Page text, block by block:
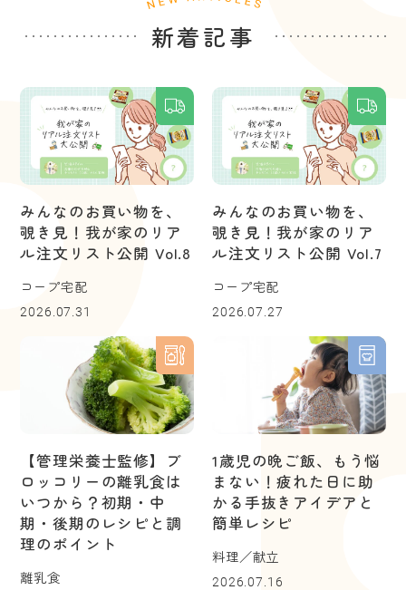
新着記事
みんなのお買い物を、
覗き見！我が家のリア
ル注文リスト公開 Vol.8
コープ宅配
2026.07.31
みんなのお買い物を、
覗き見！我が家のリア
ル注文リスト公開 Vol.7
コープ宅配
2026.07.27
【管理栄養士監修】ブ
ロッコリーの離乳食は
いつから？初期・中
期・後期のレシピと調
理のポイント
離乳食
1歳児の晩ご飯、もう悩
まない！疲れた日に助
かる手抜きアイデアと
簡単レシピ
料理／献立
2026.07.16